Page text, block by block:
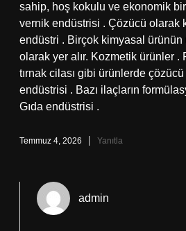
sahip, hoş kokulu ve ekonomik
vernik endüstrisi . Çözücü olarak
endüstri . Birçok kimyasal ürünün
olarak yer alır. Kozmetik ürünler .
tırnak cilası gibi ürünlerde
endüstrisi . Bazı ilaçların
Gıda endüstrisi .
Temmuz 4, 2026 Yanıtla
admin